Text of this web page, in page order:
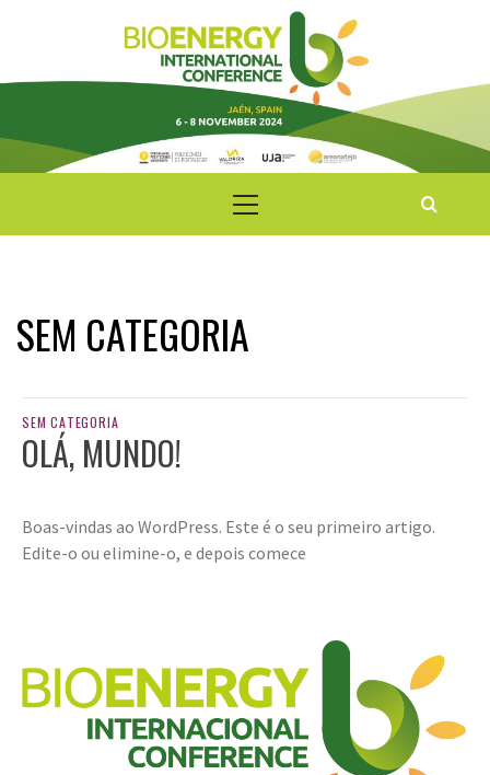
conteúdo
BIOENERGY INTERNATIONAL CONFERENCE
Menu
SEM CATEGORIA
SEM CATEGORIA
OLÁ, MUNDO!
Boas-vindas ao WordPress. Este é o seu primeiro artigo.
Edite-o ou elimine-o, e depois comece